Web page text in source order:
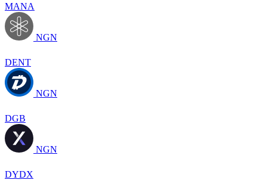
MANA
NGN
DENT
NGN
DGB
NGN
DYDX